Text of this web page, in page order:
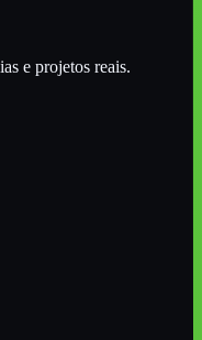
e projetos reais.